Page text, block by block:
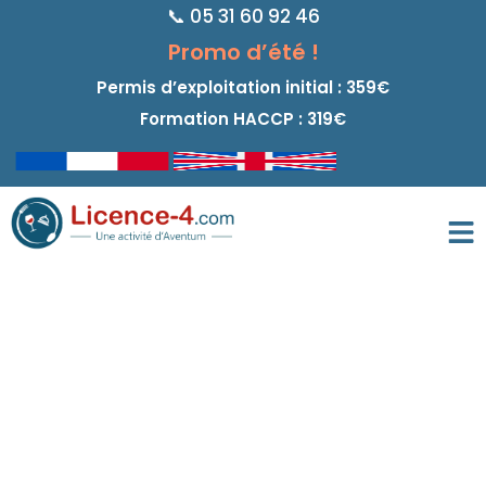
📞 05 31 60 92 46
Promo d’été !
Permis d’exploitation initial : 359€
Formation HACCP : 319€